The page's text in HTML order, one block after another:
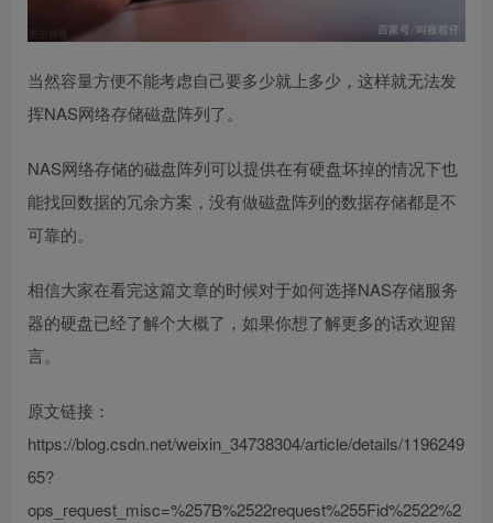
当然容量方便不能考虑自己要多少就上多少，这样就无法发
挥NAS网络存储磁盘阵列了。
NAS网络存储的磁盘阵列可以提供在有硬盘坏掉的情况下也
能找回数据的冗余方案，没有做磁盘阵列的数据存储都是不
可靠的。
相信大家在看完这篇文章的时候对于如何选择NAS存储服务
器的硬盘已经了解个大概了，如果你想了解更多的话欢迎留
言。
原文链接：
https://blog.csdn.net/weixin_34738304/article/details/1196249
65?
ops_request_misc=%257B%2522request%255Fid%2522%2